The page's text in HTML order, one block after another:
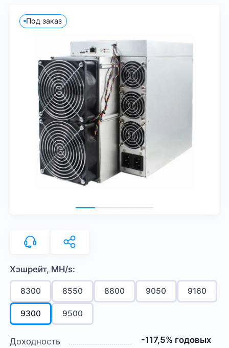
Под заказ
Хэшрейт, MH/s:
8300 8550 8800 9050 9160
9300 9500
Доходность
-117,5% годовых